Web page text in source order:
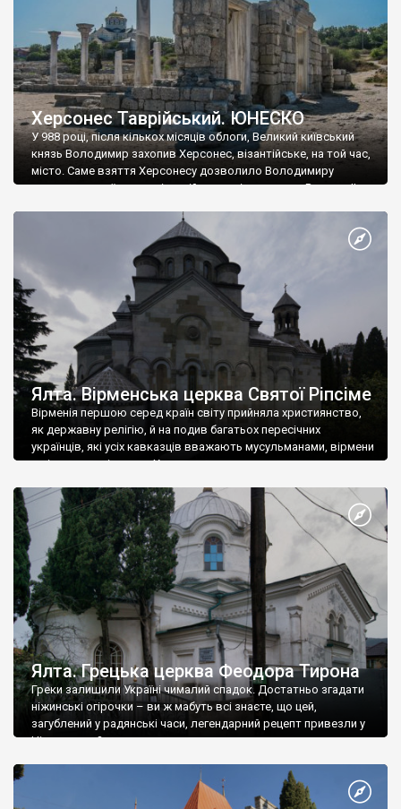
Херсонес Таврійський. ЮНЕСКО
У 988 році, після кількох місяців облоги, Великий київський
князь Володимир захопив Херсонес, візантійське, на той час,
місто. Саме взяття Херсонесу дозволило Володимиру
диктувати свої умови візантійському імператору Василю ІІ, та
Херсонесі Володимир-язичник, став Василем-християнином.
А потім було Хрещення Русі. На честь Херсонесу Таврійського
Ялта. Вірменська церква Святої Ріпсіме
Вірменія першою серед країн світу прийняла християнство,
як державну релігію, й на подив багатьох пересічних
українців, які усіх кавказців вважають мусульманами, вірмени
є відданими вірянами Христа
Ялта. Грецька церква Феодора Тирона
Греки залишили Україні чималий спадок. Достатньо згадати
ніжинські огірочки – ви ж мабуть всі знаєте, що цей,
загублений у радянські часи, легендарний рецепт привезли у
Ніжин греки?